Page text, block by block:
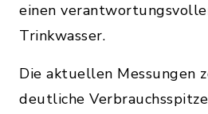
einen
Trinkwasser.
Die aktuellen Messungen
deutliche